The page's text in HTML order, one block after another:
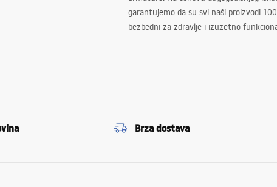
garantujemo da su svi naši proizvodi
bezbedni za zdravlje i izuzetno
Brza dostava